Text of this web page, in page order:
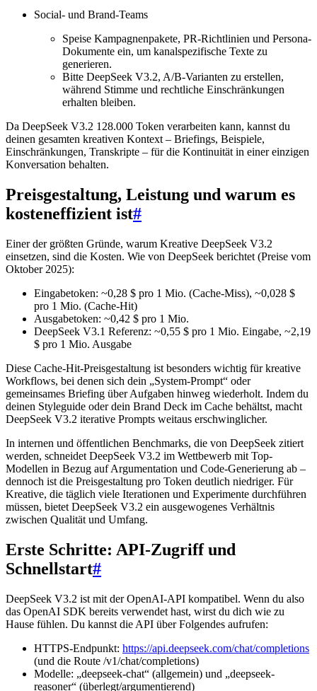
Social- und Brand-Teams
Speise Kampagnenpakete, PR-Richtlinien und Persona-
Dokumente ein, um kanalspezifische Texte zu
generieren.
Bitte DeepSeek V3.2, A/B-Varianten zu erstellen,
während Stimme und rechtliche Einschränkungen
erhalten bleiben.
Da DeepSeek V3.2 128.000 Token verarbeiten kann, kannst du
deinen gesamten kreativen Kontext – Briefings, Beispiele,
Einschränkungen, Transkripte – für die Kontinuität in einer einzigen
Konversation behalten.
Preisgestaltung, Leistung und warum es
kosteneffizient ist#
Einer der größten Gründe, warum Kreative DeepSeek V3.2
einsetzen, sind die Kosten. Wie von DeepSeek berichtet (Preise vom
Oktober 2025):
Eingabetoken: ~0,28 $ pro 1 Mio. (Cache-Miss), ~0,028 $
pro 1 Mio. (Cache-Hit)
Ausgabetoken: ~0,42 $ pro 1 Mio.
DeepSeek V3.1 Referenz: ~0,55 $ pro 1 Mio. Eingabe, ~2,19
$ pro 1 Mio. Ausgabe
Diese Cache-Hit-Preisgestaltung ist besonders wichtig für kreative
Workflows, bei denen sich dein „System-Prompt“ oder
gemeinsames Briefing über Aufgaben hinweg wiederholt. Indem du
deinen Styleguide oder dein Brand Deck im Cache behältst, macht
DeepSeek V3.2 iterative Prompts weitaus erschwinglicher.
In internen und öffentlichen Benchmarks, die von DeepSeek zitiert
werden, schneidet DeepSeek V3.2 im Wettbewerb mit Top-
Modellen in Bezug auf Argumentation und Code-Generierung ab –
dennoch ist die Preisgestaltung pro Token deutlich niedriger. Für
Kreative, die täglich viele Iterationen und Experimente durchführen
müssen, bietet DeepSeek V3.2 ein ausgewogenes Verhältnis
zwischen Qualität und Umfang.
Erste Schritte: API-Zugriff und
Schnellstart#
DeepSeek V3.2 ist mit der OpenAI-API kompatibel. Wenn du also
das OpenAI SDK bereits verwendet hast, wirst du dich wie zu
Hause fühlen. Du kannst die API über Folgendes aufrufen:
HTTPS-Endpunkt: https://api.deepseek.com/chat/completions
(und die Route /v1/chat/completions)
Modelle: „deepseek-chat“ (allgemein) und „deepseek-
reasoner“ (überlegt/argumentierend)